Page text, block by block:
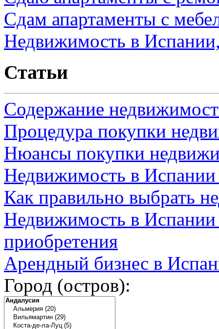
Сдам апартаменты с
Недвижимость в
Статьи
Содержание
Процедура покупки
Нюансы покупки
Недвижимость в
Как правильно выбрать
Недвижимость в Испании
приобретения
Арендный бизнес в
Город (остров):